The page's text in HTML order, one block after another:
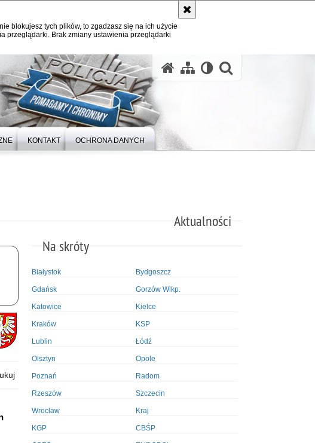
blokujesz tych plików, to zgadzasz się na ich użycie
przeglądarki. Brak zmiany ustawienia przeglądarki
KONTAKT OCHRONA DANYCH
Aktualności
Na skróty
Białystok Bydgoszcz
Gdańsk Gorzów Wlkp.
Katowice Kielce
Kraków KSP
Lublin Łódź
Olsztyn Opole
Poznań Radom
Rzeszów Szczecin
Wrocław Kraj
KGP CBŚP